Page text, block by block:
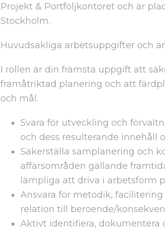
Projekt & Portföljkontoret och är
Stockholm.
Huvudsakliga arbetsuppgifter och
I rollen är din främsta uppgift att
framåtriktad planering och att
och mål.
Svara för utveckling och
och dess resulterande innehåll
Säkerställa samplanering och
affärsområden gällande
lämpliga att driva i arbetsform
Ansvara för metodik,
relation till beroende/
Aktivt identifiera, dokumentera